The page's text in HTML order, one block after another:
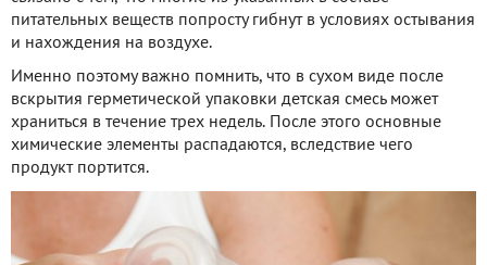
питательных веществ попросту гибнут в условиях остывания
и нахождения на воздухе.
Именно поэтому важно помнить, что в сухом виде после
вскрытия герметической упаковки детская смесь может
храниться в течение трех недель. После этого основные
химические элементы распадаются, вследствие чего
продукт портится.